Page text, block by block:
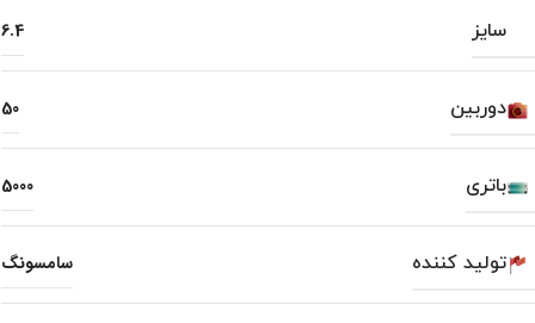
سایز 6.4
دوربین 50
باتری 5000
تولید کننده سامسونگ